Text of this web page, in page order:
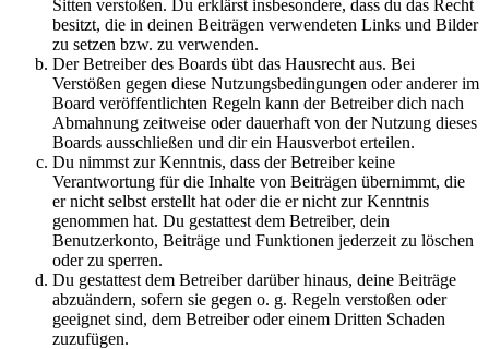
Sitten verstoßen. Du erklärst insbesondere, dass du das Recht
besitzt, die in deinen Beiträgen verwendeten Links und Bilder
zu setzen bzw. zu verwenden.
Der Betreiber des Boards übt das Hausrecht aus. Bei
Verstößen gegen diese Nutzungsbedingungen oder anderer im
Board veröffentlichten Regeln kann der Betreiber dich nach
Abmahnung zeitweise oder dauerhaft von der Nutzung dieses
Boards ausschließen und dir ein Hausverbot erteilen.
Du nimmst zur Kenntnis, dass der Betreiber keine
Verantwortung für die Inhalte von Beiträgen übernimmt, die
er nicht selbst erstellt hat oder die er nicht zur Kenntnis
genommen hat. Du gestattest dem Betreiber, dein
Benutzerkonto, Beiträge und Funktionen jederzeit zu löschen
oder zu sperren.
Du gestattest dem Betreiber darüber hinaus, deine Beiträge
abzuändern, sofern sie gegen o. g. Regeln verstoßen oder
geeignet sind, dem Betreiber oder einem Dritten Schaden
zuzufügen.